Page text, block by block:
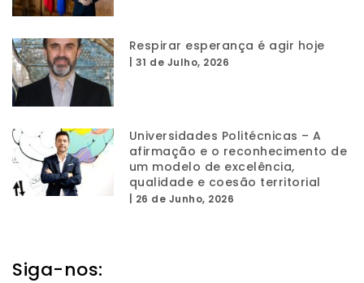
Respirar esperança é agir hoje
31 de Julho, 2026
Universidades Politécnicas – A
afirmação e o reconhecimento de
um modelo de excelência,
qualidade e coesão territorial
26 de Junho, 2026
Siga-nos: